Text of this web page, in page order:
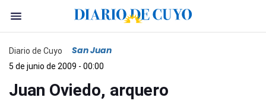
Diario de Cuyo San Juan
5 de junio de 2009 - 00:00
Juan Oviedo, arquero